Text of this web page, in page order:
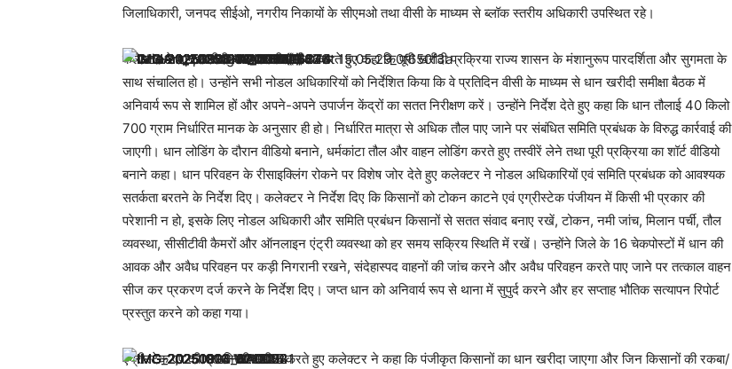
जिलाधिकारी, जनपद सीईओ, नगरीय निकायों के सीएमओ तथा वीसी के माध्यम से ब्लॉक स्तरीय अधिकारी उपस्थित रहे।
कलेक्टर ने धान खरीदी व्यवस्था की समीक्षा करते हुए कहा कि पूरी खरीदी प्रक्रिया राज्य शासन के मंशानुरूप पारदर्शिता और सुगमता के
साथ संचालित हो। उन्होंने सभी नोडल अधिकारियों को निर्देशित किया कि वे प्रतिदिन वीसी के माध्यम से धान खरीदी समीक्षा बैठक में
अनिवार्य रूप से शामिल हों और अपने-अपने उपार्जन केंद्रों का सतत निरीक्षण करें। उन्होंने निर्देश देते हुए कहा कि धान तौलाई 40 किलो
700 ग्राम निर्धारित मानक के अनुसार ही हो। निर्धारित मात्रा से अधिक तौल पाए जाने पर संबंधित समिति प्रबंधक के विरुद्ध कार्रवाई की
जाएगी। धान लोडिंग के दौरान वीडियो बनाने, धर्मकांटा तौल और वाहन लोडिंग करते हुए तस्वीरें लेने तथा पूरी प्रक्रिया का शॉर्ट वीडियो
बनाने कहा। धान परिवहन के रीसाइक्लिंग रोकने पर विशेष जोर देते हुए कलेक्टर ने नोडल अधिकारियों एवं समिति प्रबंधक को आवश्यक
सतर्कता बरतने के निर्देश दिए। कलेक्टर ने निर्देश दिए कि किसानों को टोकन काटने एवं एग्रीस्टेक पंजीयन में किसी भी प्रकार की
परेशानी न हो, इसके लिए नोडल अधिकारी और समिति प्रबंधन किसानों से सतत संवाद बनाए रखें, टोकन, नमी जांच, मिलान पर्ची, तौल
व्यवस्था, सीसीटीवी कैमरों और ऑनलाइन एंट्री व्यवस्था को हर समय सक्रिय स्थिति में रखें। उन्होंने जिले के 16 चेकपोस्टों में धान की
आवक और अवैध परिवहन पर कड़ी निगरानी रखने, संदेहास्पद वाहनों की जांच करने और अवैध परिवहन करते पाए जाने पर तत्काल वाहन
सीज कर प्रकरण दर्ज करने के निर्देश दिए। जप्त धान को अनिवार्य रूप से थाना में सुपुर्द करने और हर सप्ताह भौतिक सत्यापन रिपोर्ट
प्रस्तुत करने को कहा गया।
एग्रीस्टेक एप की प्रगति की समीक्षा करते हुए कलेक्टर ने कहा कि पंजीकृत किसानों का धान खरीदा जाएगा और जिन किसानों की रकबा/